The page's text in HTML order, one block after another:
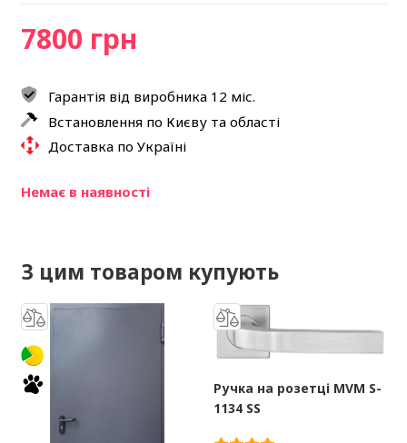
7800 грн
Гарантія від виробника 12 міс.
Встановлення по Києву та області
Доставка по Україні
Немає в наявності
З цим товаром купують
Ручка на розетці MVM S-
1134 SS